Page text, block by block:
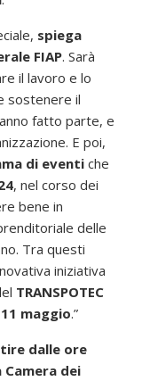
spiega
FIAP. Sarà
il lavoro e lo
sostenere il
fatto parte, e
E poi,
di eventi che
, nel corso dei
bene in
delle
Tra questi
iniziativa
TRANSPOTEC
maggio.”
dalle ore
Camera dei